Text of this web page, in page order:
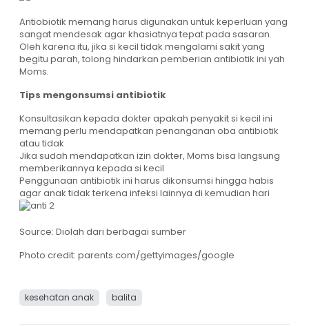
Antiobiotik memang harus digunakan untuk keperluan yang
sangat mendesak agar khasiatnya tepat pada sasaran.
Oleh karena itu, jika si kecil tidak mengalami sakit yang
begitu parah, tolong hindarkan pemberian antibiotik ini yah
Moms.
Tips mengonsumsi antibiotik
Konsultasikan kepada dokter apakah penyakit si kecil ini
memang perlu mendapatkan penanganan oba antibiotik
atau tidak
Jika sudah mendapatkan izin dokter, Moms bisa langsung
memberikannya kepada si kecil
Penggunaan antibiotik ini harus dikonsumsi hingga habis
agar anak tidak terkena infeksi lainnya di kemudian hari
Source: Diolah dari berbagai sumber
Photo credit: parents.com/gettyimages/google
kesehatan anak balita